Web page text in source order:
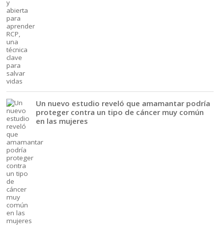
Un nuevo estudio reveló que amamantar podría
proteger contra un tipo de cáncer muy común
en las mujeres